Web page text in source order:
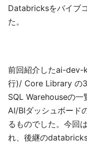
Databricksをバイブ
た。
前回紹介したai-
行)/ Core Library の
SQL Warehouseの一
AI/BIダッシュボード
るものでした。今回
れ、後継の